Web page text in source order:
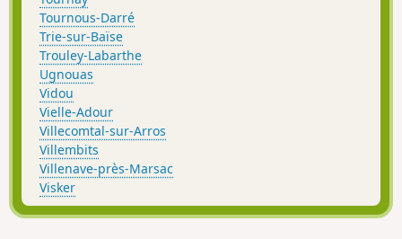
Tournous-Darré
Trie-sur-Baïse
Trouley-Labarthe
Ugnouas
Vidou
Vielle-Adour
Villecomtal-sur-Arros
Villembits
Villenave-près-Marsac
Visker